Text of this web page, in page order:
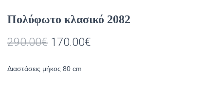
Πολύφωτο κλασικό 2082
290.00€ Original
170.00€
Διαστάσεις μήκος 80 cm